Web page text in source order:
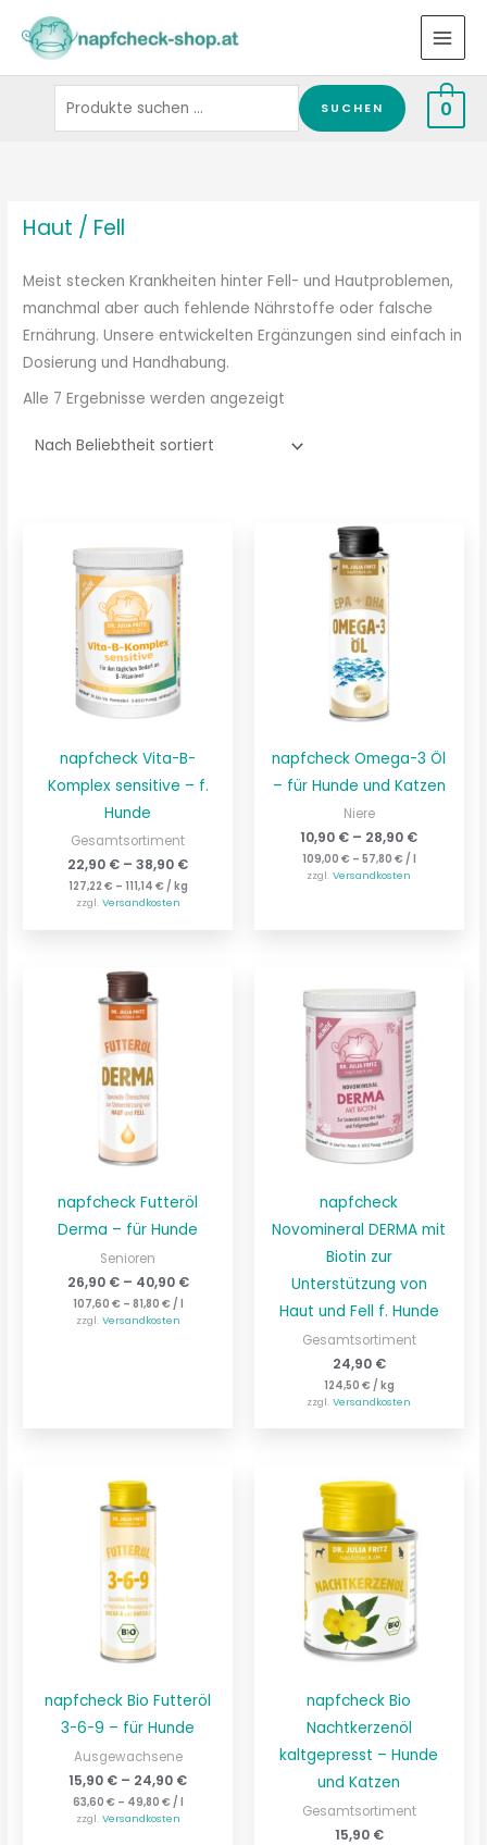
Inhalt
springen
Suchen
nach:
SUCHEN 0
Haut / Fell
Meist stecken Krankheiten hinter Fell- und Hautproblemen,
manchmal aber auch fehlende Nährstoffe oder falsche
Ernährung. Unsere entwickelten Ergänzungen sind einfach in
Dosierung und Handhabung.
Alle 7 Ergebnisse werden angezeigt
napfcheck Vita-B-
Komplex sensitive – f.
Hunde
Gesamtsortiment
22,90 € –38,90 €
127,22 € – 111,14 € / kg
zzgl. Versandkosten
napfcheck Omega-3 Öl
– für Hunde und Katzen
Niere
10,90 € – 28,90 €
109,00 € – 57,80 € /
zzgl.Versandkosten
napfcheck Futteröl
Derma – für Hunde
Senioren
26,90 €– 40,90 €
107,60 € – 81,80 € / l
zzgl. Versandkosten
napfcheck
Novomineral DERMA mit
Biotin zur
Unterstützung von
Haut und Fell f. Hunde
Gesamtsortiment
24,90 €
124,50 € / kg
zzgl.Versandkosten
napfcheck Bio Futteröl
3-6-9 – für Hunde
Ausgewachsene
15,90 € – 24,90 €
63,60 € – 49,80 € / l
zzgl. Versandkosten
napfcheck Bio
Nachtkerzenöl
kaltgepresst – Hunde
und Katzen
Gesamtsortiment
15,90 €